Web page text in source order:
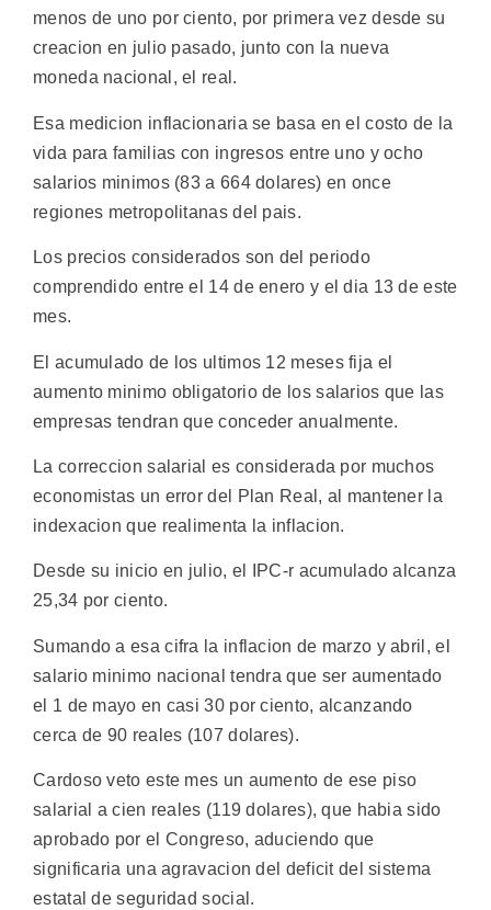
menos de uno por ciento, por primera vez desde su
creacion en julio pasado, junto con la nueva
moneda nacional, el real.
Esa medicion inflacionaria se basa en el costo de la
vida para familias con ingresos entre uno y ocho
salarios minimos (83 a 664 dolares) en once
regiones metropolitanas del pais.
Los precios considerados son del periodo
comprendido entre el 14 de enero y el dia 13 de este
mes.
El acumulado de los ultimos 12 meses fija el
aumento minimo obligatorio de los salarios que las
empresas tendran que conceder anualmente.
La correccion salarial es considerada por muchos
economistas un error del Plan Real, al mantener la
indexacion que realimenta la inflacion.
Desde su inicio en julio, el IPC-r acumulado alcanza
25,34 por ciento.
Sumando a esa cifra la inflacion de marzo y abril, el
salario minimo nacional tendra que ser aumentado
el 1 de mayo en casi 30 por ciento, alcanzando
cerca de 90 reales (107 dolares).
Cardoso veto este mes un aumento de ese piso
salarial a cien reales (119 dolares), que habia sido
aprobado por el Congreso, aduciendo que
significaria una agravacion del deficit del sistema
estatal de seguridad social.